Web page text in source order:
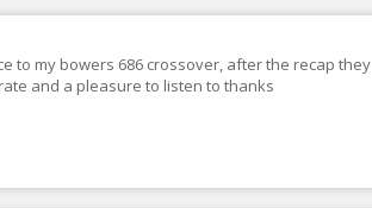
to my bowers 686 crossover, after the recap they
and a pleasure to listen to thanks